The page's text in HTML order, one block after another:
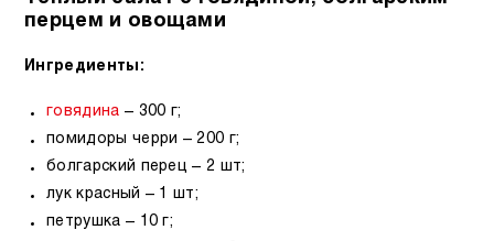
перцем и овощами
Ингредиенты:
говядина – 300 г;
помидоры черри – 200 г;
болгарский перец – 2 шт;
лук красный – 1 шт;
петрушка – 10 г;